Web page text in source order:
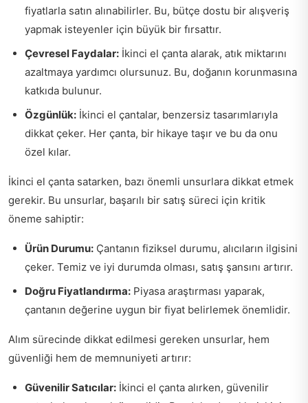
fiyatlarla satın alınabilirler. Bu, bütçe dostu bir alışveriş
yapmak isteyenler için büyük bir fırsattır.
Çevresel Faydalar: İkinci el çanta alarak, atık miktarını
azaltmaya yardımcı olursunuz. Bu, doğanın korunmasına
katkıda bulunur.
Özgünlük: İkinci el çantalar, benzersiz tasarımlarıyla
dikkat çeker. Her çanta, bir hikaye taşır ve bu da onu
özel kılar.
İkinci el çanta satarken, bazı önemli unsurlara dikkat etmek
gerekir. Bu unsurlar, başarılı bir satış süreci için kritik
öneme sahiptir:
Ürün Durumu: Çantanın fiziksel durumu, alıcıların ilgisini
çeker. Temiz ve iyi durumda olması, satış şansını artırır.
Doğru Fiyatlandırma: Piyasa araştırması yaparak,
çantanın değerine uygun bir fiyat belirlemek önemlidir.
Alım sürecinde dikkat edilmesi gereken unsurlar, hem
güvenliği hem de memnuniyeti artırır:
Güvenilir Satıcılar: İkinci el çanta alırken, güvenilir